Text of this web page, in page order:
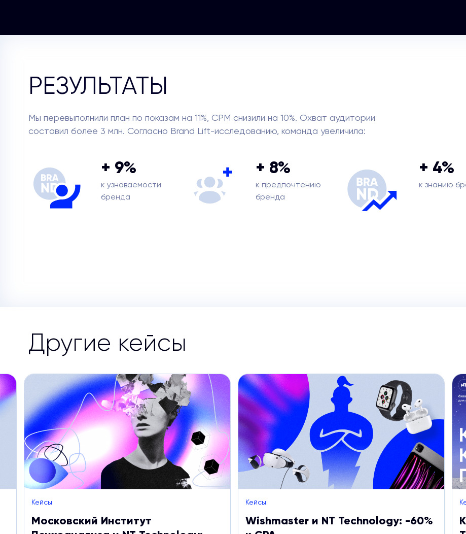
РЕЗУЛЬТАТЫ
Мы перевыполнили план по показам на 11%, СРМ снизили на 10%. Охват аудитории
составил более 3 млн. Согласно Brand Lift-исследованию, команда увеличила:
+ 9%
к узнаваемости
бренда
+ 8%
к предпочтению
бренда
+ 4%
к знанию
Другие кейсы
Кейсы
Московский Институт
Кейсы
Wishmaster и NT Technology: -60%